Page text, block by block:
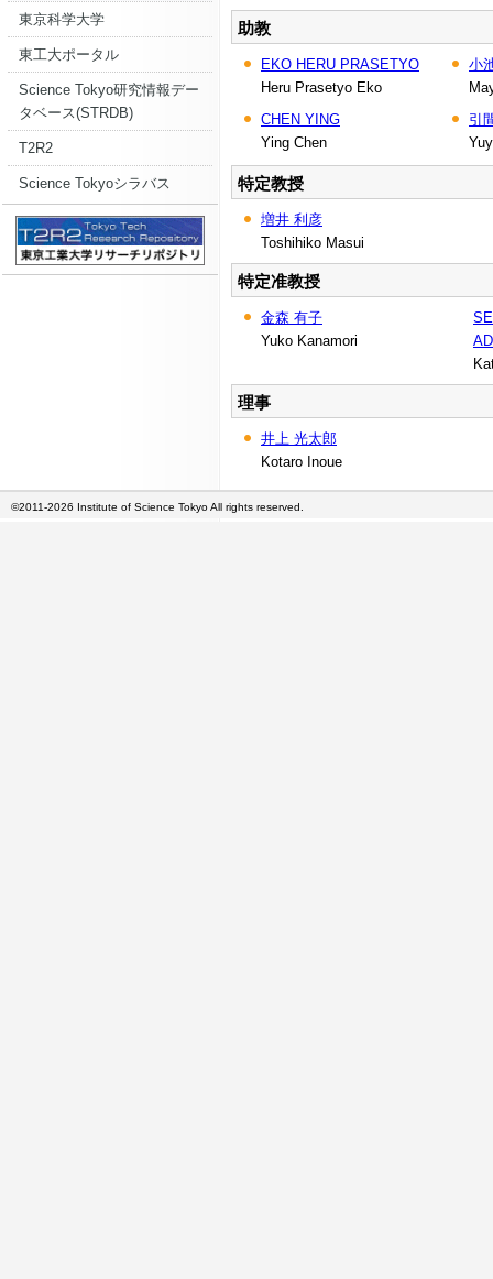
東京科学大学
東工大ポータル
Science Tokyo研究情報デー
タベース(STRDB)
T2R2
Science Tokyoシラバス
助教
EKO HERU PRASETYO
Heru Prasetyo Eko
小
CHEN YING
Ying Chen
引
特定教授
増井 利彦
Toshihiko Masui
特定准教授
金森 有子
Yuko Kanamori
理事
井上 光太郎
Kotaro Inoue
©2011-2026 Institute of Science Tokyo All rights reserved.